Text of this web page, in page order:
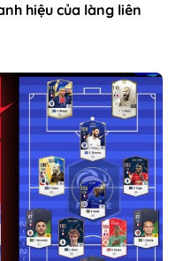
hiệu của làng liên